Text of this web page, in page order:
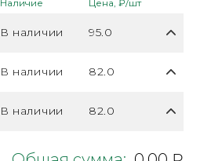
Наличие Цена, ₽/шт
В наличии 95.0
В наличии 82.0
В наличии 82.0